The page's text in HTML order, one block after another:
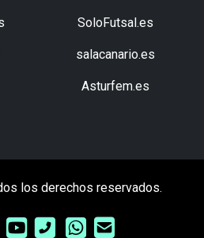
SoloFutsal.es
salacanario.es
Asturfem.es
los derechos reservados.